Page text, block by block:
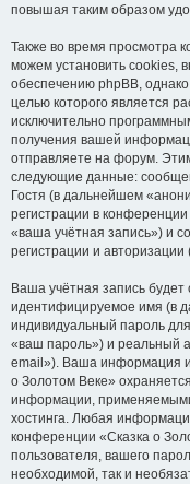
повышая таким образом
Также во время просмотра
можем установить cookies,
обеспечению phpBB,
целью которого является
исключительно
получения вашей
отправляете на форум.
следующие данные:
Гостя (в дальнейшем
регистрации в
«ваша учётная запись») и
регистрации и
Ваша учётная запись
идентифицируемое имя (в
индивидуальный пароль
«ваш пароль») и реальный
email»). Ваша информация
о Золотом Веке»
информации,
хостинга. Любая
конференции «Сказка о
пользователя, вашего
необходимой, так и